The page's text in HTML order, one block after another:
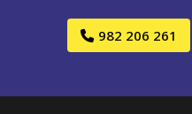
982 206 261